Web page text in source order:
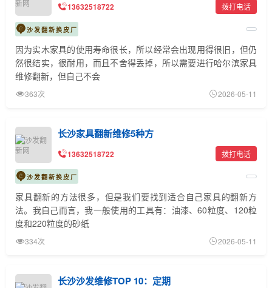
13632518722 拨打电话
沙发翻新换皮厂
因为实木家具的使用寿命很长，所以经常会出现用得很旧，但仍
然很结实，很耐用，而且不舍得丢掉，所以需要进行哈尔滨家具
维修翻新，但自己不会
363次 2026-05-11
长沙家具翻新维修5种方
13632518722 拨打电话
沙发翻新换皮厂
家具翻新的方法很多，但是我们要找到适合自己家具的翻新方
法。我自己而言，我一般使用的工具有：油漆、60粒度、120粒
度和220粒度的砂纸
334次 2026-05-11
长沙沙发维修TOP 10：定期